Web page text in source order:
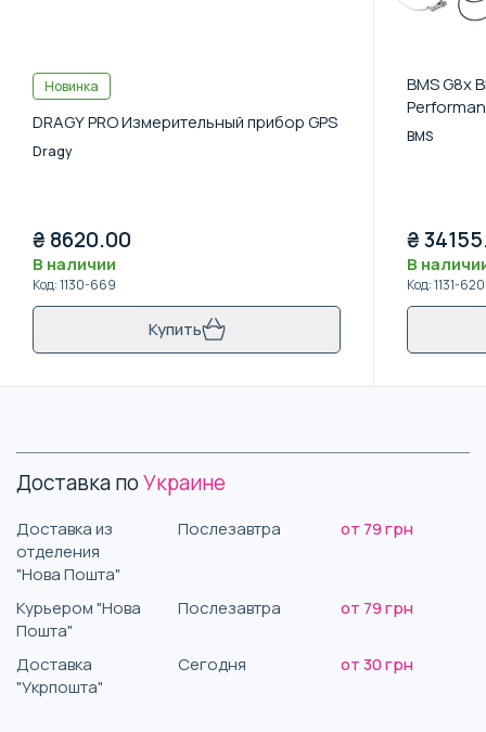
Новинка
DRAGY PRO Измерительный прибор GPS
Dragy
₴ 8620.00
В наличии
Код:1130-669
Купить
BMS G8x
BMS
₴
В
Код:1131-620
Доставка поУкраине
Доставка из
отделения
"Нова Пошта"
Послезавтра от 79 грн
Курьером "Нова
Пошта"
Послезавтра от 79 грн
Доставка
"Укрпошта"
Сегодня от 30 грн